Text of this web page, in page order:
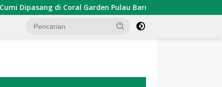
di Coral Garden Pulau Barrang Caddi